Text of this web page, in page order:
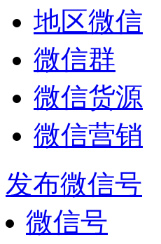
地区微信
微信群
微信货源
微信营销
发布微信号
微信号